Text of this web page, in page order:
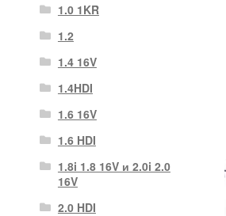
1.0 1KR
1.2
1.4 16V
1.4HDI
1.6 16V
1.6 HDI
1.8i 1.8 16V и 2.0i 2.0
16V
2.0 HDI